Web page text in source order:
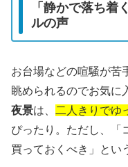
「静かで落ち着
ルの声
お台場などの喧騒が苦
眺められるのでお気に
夜景は、 二人きりでゆ
ぴったり。ただし、「
買っておくべき」とい